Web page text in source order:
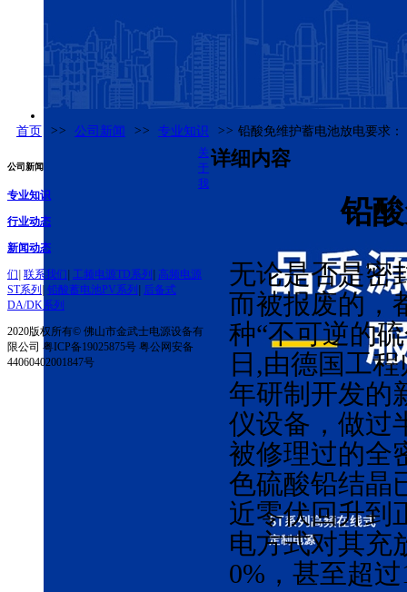
首页 >> 公司新闻 >> 专业知识 >> 铅酸免维护蓄电池放电要求：
详细内容
铅
无论是否是密
而被报废的，
种“不可逆的
日,由德国工
年研制开发的
仪设备，做过
被修理过的全
色硫酸铅结晶
近零伏回升到
电方式对其充
0%，甚至超过
公司新闻
专业知识
行业动态
新闻动态
关
于
我
们 联系我们 工频电源TD系列
高频电源
ST系列
铅酸蓄电池PV系列
后备式
DA/DK系列
2020版权所有© 佛山市金武士电源设备有
限公司 粤ICP备19025875号 粤公网安备
44060402001847号